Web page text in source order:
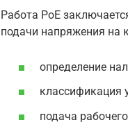
Работа РоЕ
подачи напряжения на
определение
классификация
подача